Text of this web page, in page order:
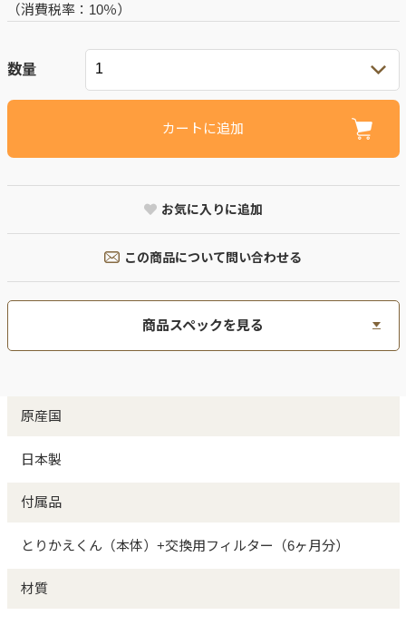
（消費税率： 10％）
数量
カートに追加
お気に入りに追加
この商品について問い合わせる
商品スペックを見る
原産国
日本製
付属品
とりかえくん（本体）+交換用フィルター（6ヶ月分）
材質